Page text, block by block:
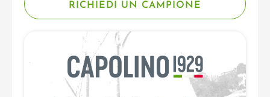
RICHIEDI UN CAMPIONE